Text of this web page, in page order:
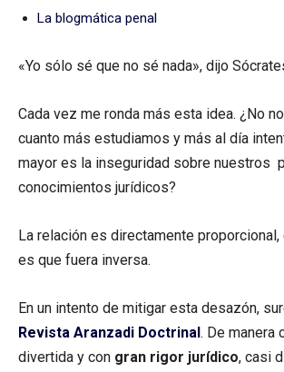
La blogmática penal
«Yo sólo sé que no sé nada», dijo
Cada vez me ronda más esta idea. ¿No
cuanto más estudiamos y más al día
mayor es la inseguridad sobre nuestros
conocimientos jurídicos?
La relación es directamente
es que fuera inversa.
En un intento de mitigar esta desazón,
Revista Aranzadi Doctrinal . De manera
divertida y con gran rigor jurídico, casi